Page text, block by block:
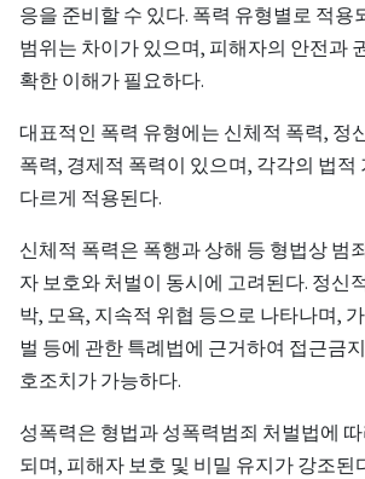
응을 준비할 수 있다. 폭력 유형별로 적용
범위는 차이가 있으며, 피해자의 안전과
확한 이해가 필요하다.
대표적인 폭력 유형에는 신체적 폭력, 정
폭력, 경제적 폭력이 있으며, 각각의 법적
다르게 적용된다.
신체적 폭력은 폭행과 상해 등 형법상 범
자 보호와 처벌이 동시에 고려된다. 정신
박, 모욕, 지속적 위협 등으로 나타나며,
벌 등에 관한 특례법에 근거하여 접근금
호조치가 가능하다.
성폭력은 형법과 성폭력범죄 처벌법에
되며, 피해자 보호 및 비밀 유지가 강조된